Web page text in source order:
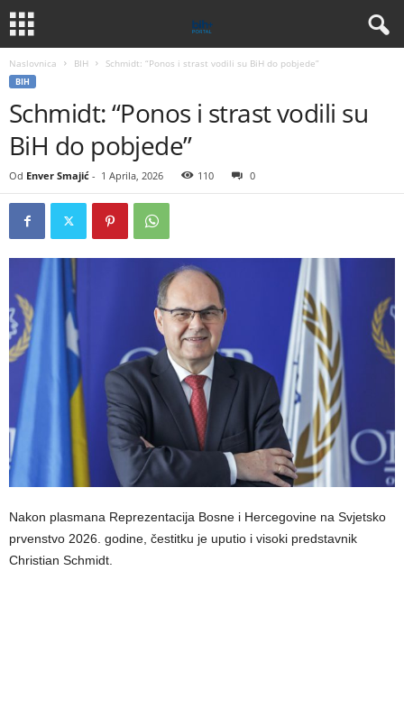
Naslovnica BIH Schmidt: “Ponos i strast vodili su BiH do pobjede”
BIH
Schmidt: “Ponos i strast vodili su
BiH do pobjede”
Od Enver Smajić - 1 Aprila, 2026 110 0
Nakon plasmana Reprezentacija Bosne i Hercegovine na Svjetsko
prvenstvo 2026. godine, čestitku je uputio i visoki predstavnik
Christian Schmidt.